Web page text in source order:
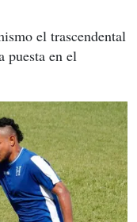
el trascendental
puesta en el